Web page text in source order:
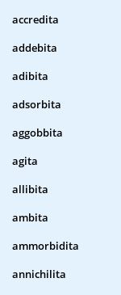
accredita
addebita
adibita
adsorbita
aggobbita
agita
allibita
ambita
ammorbidita
annichilita